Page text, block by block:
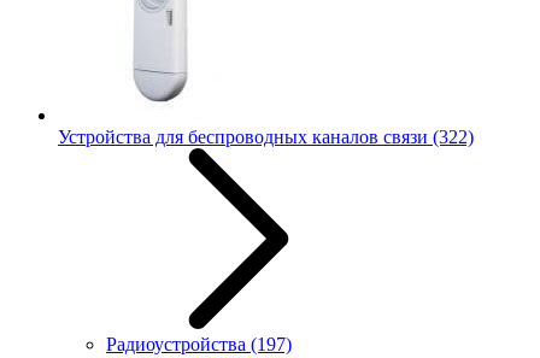
Устройства для беспроводных каналов связи (322)
Радиоустройства (197)